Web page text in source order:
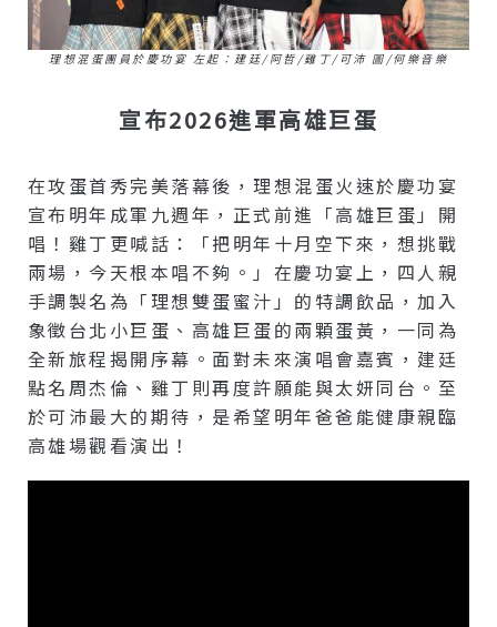
理想混蛋團員於慶功宴 左起：建廷/阿哲/雞丁/可沛 圖/何樂音樂
宣布2026進軍高雄巨蛋
在攻蛋首秀完美落幕後，理想混蛋火速於慶功宴
宣布明年成軍九週年，正式前進「高雄巨蛋」開
唱！雞丁更喊話：「把明年十月空下來，想挑戰
兩場，今天根本唱不夠。」在慶功宴上，四人親
手調製名為「理想雙蛋蜜汁」的特調飲品，加入
象徵台北小巨蛋、高雄巨蛋的兩顆蛋黃，一同為
全新旅程揭開序幕。面對未來演唱會嘉賓，建廷
點名周杰倫、雞丁則再度許願能與太妍同台。至
於可沛最大的期待，是希望明年爸爸能健康親臨
高雄場觀看演出！